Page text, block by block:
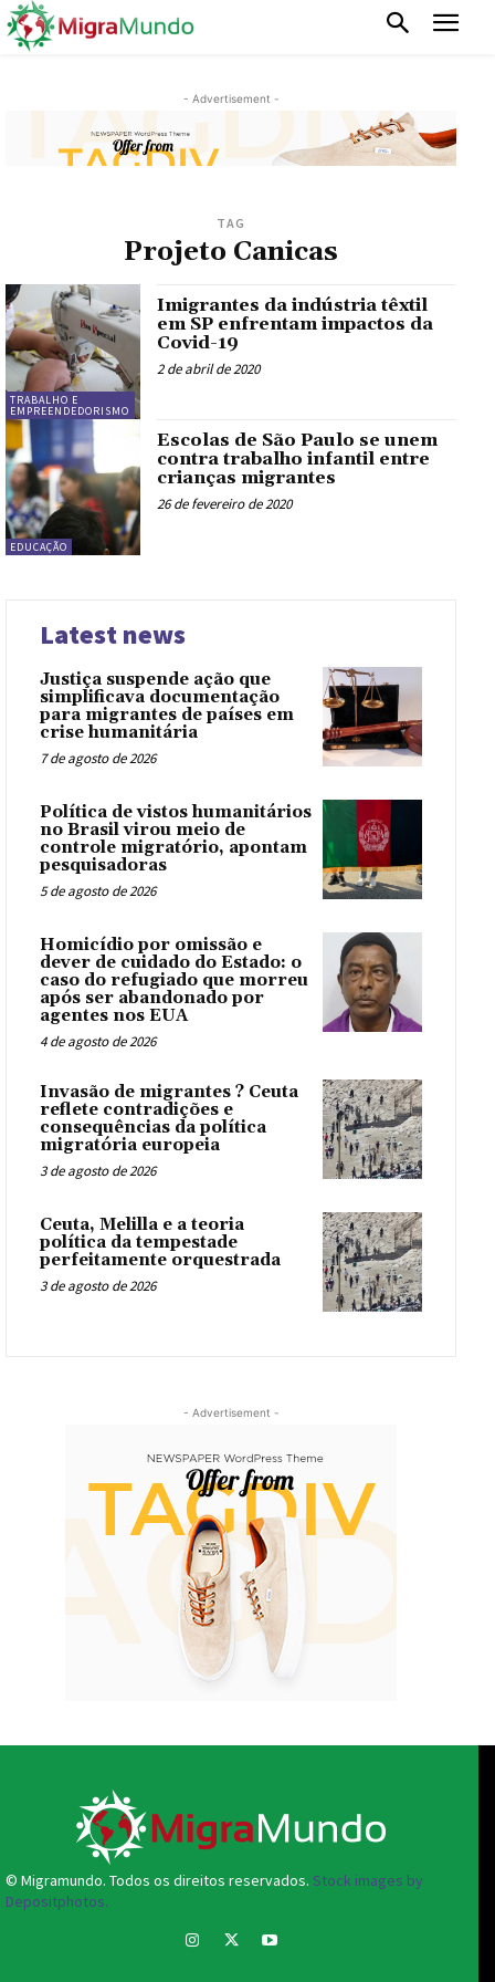
- Advertisement -
TAG
Projeto Canicas
TRABALHO E
EMPREENDEDORISMO
Imigrantes da indústria têxtil
em SP enfrentam impactos da
Covid-19
2 de abril de 2020
EDUCAÇÃO
Escolas de São Paulo se unem
contra trabalho infantil entre
crianças migrantes
26 de fevereiro de 2020
Latest news
Justiça suspende ação que
simplificava documentação
para migrantes de países em
crise humanitária
7 de agosto de 2026
Política de vistos humanitários
no Brasil virou meio de
controle migratório, apontam
pesquisadoras
5 de agosto de 2026
Homicídio por omissão e
dever de cuidado do Estado: o
caso do refugiado que morreu
após ser abandonado por
agentes nos EUA
4 de agosto de 2026
Invasão de migrantes ? Ceuta
reflete contradições e
consequências da política
migratória europeia
3 de agosto de 2026
Ceuta, Melilla e a teoria
política da tempestade
perfeitamente orquestrada
3 de agosto de 2026
- Advertisement -
© Migramundo. Todos os direitos reservados. Stock images by
Depositphotos.